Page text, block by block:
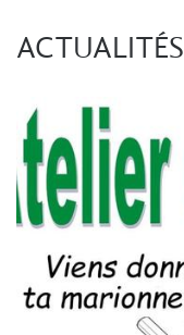
ACTUALITÉS